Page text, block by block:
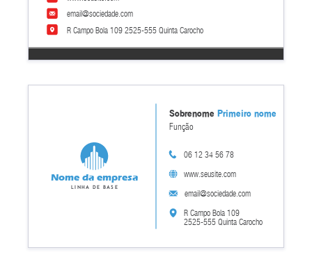
R Campo Bola 109 2525-555 Quinta Carocho
email@sociedade.com
email@sociedade.com
R Campo Bola 109
2525-555 Quinta Carocho
06 12 34 56 78
www.seusite.com
Função
Sobrenome Primeiro nome
Nome da empresa
Linha de base